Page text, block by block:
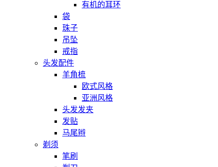
有机的耳环
袋
珠子
吊坠
戒指
头发配件
羊角梳
欧式风格
亚洲风格
头发发夹
发贴
马尾辫
剃须
笔刷